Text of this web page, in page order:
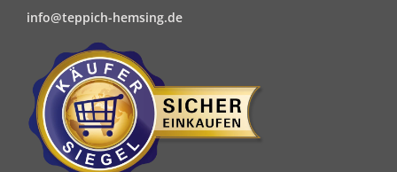
info@teppich-hemsing.de